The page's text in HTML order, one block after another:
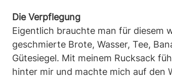
Die Verpflegung
Eigentlich brauchte man für diesem
geschmierte Brote, Wasser, Tee,
Gütesiegel. Mit meinem Rucksack
hinter mir und machte mich auf den